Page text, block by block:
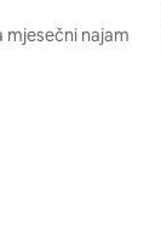
mjesečni najam